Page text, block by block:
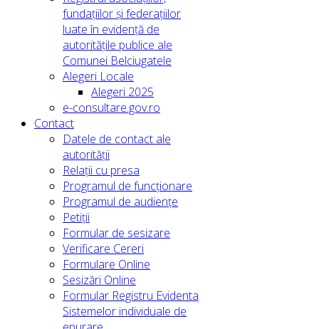
fundațiilor și federațiilor
luate în evidență de
autoritățile publice ale
Comunei Belciugatele
Alegeri Locale
Alegeri 2025
e-consultare.gov.ro
Contact
Datele de contact ale
autorității
Relații cu presa
Programul de funcționare
Programul de audiențe
Petiții
Formular de sesizare
Verificare Cereri
Formulare Online
Sesizări Online
Formular Registru Evidenta
Sistemelor individuale de